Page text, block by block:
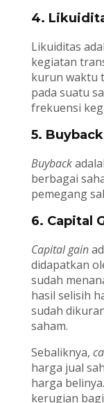
4.
Likuiditas
kegiatan
kurun waktu
pada suatu
frekuensi
5. Buyback
Buyback
berbagai
pemegang
6. Capital
Capital gain
didapatkan
sudah
hasil selisih
sudah
saham.
Sebaliknya,
harga jual
harga belinya.
kerugian